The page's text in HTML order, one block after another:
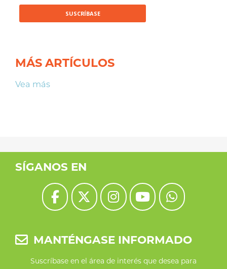
MÁS ARTÍCULOS
Vea más
SÍGANOS EN
MANTÉNGASE INFORMADO
Suscríbase en el área de interés que desea para